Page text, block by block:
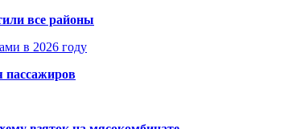
все районы
в 2026 году
пассажиров